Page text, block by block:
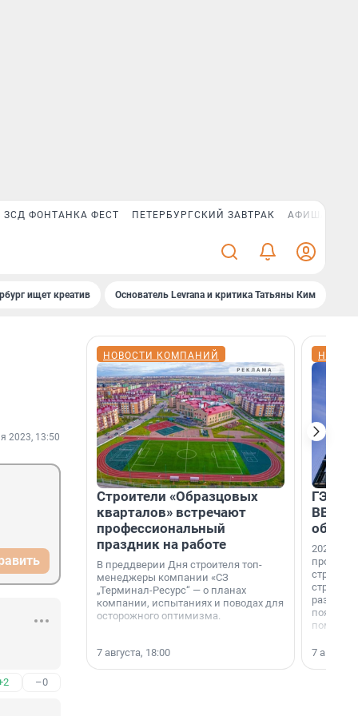
ЗСД ФОНТАНКА ФЕСТ ПЕТЕРБУРГСКИЙ ЗАВТРАК АФИША PLUS
ищет креатив Основатель Levrana и критика Татьяны Ким
2023, 13:50
–0
НОВОСТИ КОМПАНИЙ
Строители «Образцовых
кварталов» встречают
профессиональный
праздник на работе
В преддверии Дня строителя топ-
менеджеры компании «СЗ
„Терминал-Ресурс“ — о планах
компании, испытаниях и поводах для
осторожного оптимизма.
7 августа, 18:00
ГЭС,
ВВП: в
об
2026-й —
раз. В
7